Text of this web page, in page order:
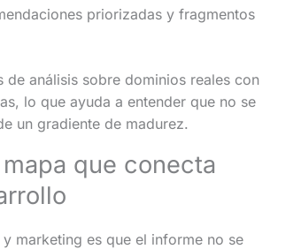
priorizadas y fragmentos
de análisis sobre dominios reales con
lo que ayuda a entender que no se
un gradiente de madurez.
que conecta
marketing es que el informe no se